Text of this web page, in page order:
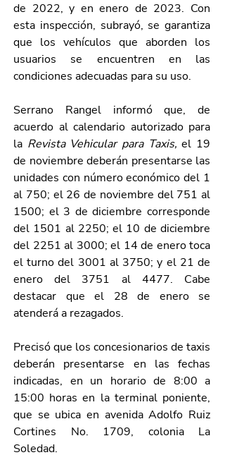
de 2022, y en enero de 2023. Con
esta inspección, subrayó, se garantiza
que los vehículos que aborden los
usuarios se encuentren en las
condiciones adecuadas para su uso.
Serrano Rangel informó que, de
acuerdo al calendario autorizado para
la Revista Vehicular para Taxis, el 19
de noviembre deberán presentarse las
unidades con número económico del 1
al 750; el 26 de noviembre del 751 al
1500; el 3 de diciembre corresponde
del 1501 al 2250; el 10 de diciembre
del 2251 al 3000; el 14 de enero toca
el turno del 3001 al 3750; y el 21 de
enero del 3751 al 4477. Cabe
destacar que el 28 de enero se
atenderá a rezagados.
Precisó que los concesionarios de taxis
deberán presentarse en las fechas
indicadas, en un horario de 8:00 a
15:00 horas en la terminal poniente,
que se ubica en avenida Adolfo Ruiz
Cortines No. 1709, colonia La
Soledad.